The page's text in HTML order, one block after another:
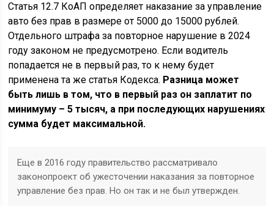
Статья 12.7 КоАП определяет наказание за управление
авто без прав в размере от 5000 до 15000 рублей.
Отдельного штрафа за повторное нарушение в 2024
году законом не предусмотрено. Если водитель
попадается не в первый раз, то к нему будет
применена та же статья Кодекса. Разница может
быть лишь в том, что в первый раз он заплатит по
минимуму – 5 тысяч, а при последующих нарушениях
сумма будет максимальной.
Еще в 2016 году правительство рассматривало
законопроект об ужесточении наказания за повторное
управление без прав. Но он так и не был утвержден.